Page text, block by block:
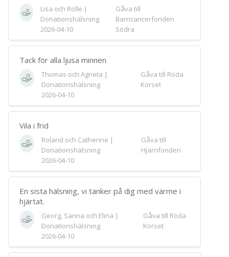
Spara
Välj bakgrund
Lisa och Rolle |
Donationshälsning
2026-04-10
Gåva till
Barncancerfonden
Södra
Tack för alla ljusa minnen
Thomas och Agneta |
Donationshälsning
2026-04-10
Gåva till Röda
Korset
Vila i frid
Roland och Catherine |
Donationshälsning
2026-04-10
Gåva till
Hjärnfonden
En sista hälsning, vi tänker på dig med värme i
hjärtat.
Georg, Sanna och Elina |
Donationshälsning
2026-04-10
Gåva till Röda
Korset